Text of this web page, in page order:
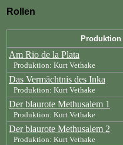
Rollen
Produktion
Am Rio de la Plata
Produktion: Kurt Vethake
Das Vermächtnis des Inka
Produktion: Kurt Vethake
Der blaurote Methusalem 1
Produktion: Kurt Vethake
Der blaurote Methusalem 2
Produktion: Kurt Vethake